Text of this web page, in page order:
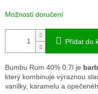
Možnosti doručení
Přidat do
Bumbu Rum 40% 0,7l je
který kombinuje výraznou
vanilky, karamelu a